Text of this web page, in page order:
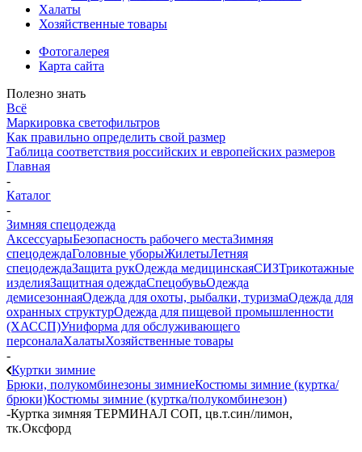
Халаты
Хозяйственные товары
Фотогалерея
Карта сайта
Полезно знать
Всё
Маркировка светофильтров
Как правильно определить свой размер
Таблица соответствия российских и европейских размеров
Главная
-
Каталог
-
Зимняя спецодежда
АксессуарыБезопасность рабочего местаЗимняя
спецодеждаГоловные уборыЖилетыЛетняя
спецодеждаЗащита рукОдежда медицинскаяСИЗТрикотажные
изделияЗащитная одеждаСпецобувьОдежда
демисезоннаяОдежда для охоты, рыбалки, туризмаОдежда для
охранных структурОдежда для пищевой промышленности
(ХАССП)Униформа для обслуживающего
персоналаХалатыХозяйственные товары
-
Куртки зимние
Брюки, полукомбинезоны зимниеКостюмы зимние (куртка/
брюки)Костюмы зимние (куртка/полукомбинезон)
-Куртка зимняя ТЕРМИНАЛ СОП, цв.т.син/лимон,
тк.Оксфорд